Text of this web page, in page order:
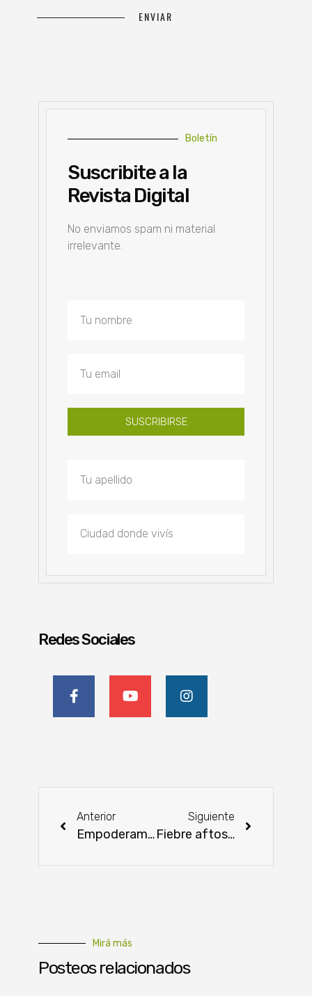
Boletín
Suscribite a la
Revista Digital
No enviamos spam ni material
irrelevante.
SUSCRIBIRSE
Redes Sociales
Anterior
Empoderamiento de mujeres de la comunidad indígena Macharety del Chaco
Siguiente
Fiebre aftosa pone en alerta a Alemania: primer brote en 37 años
Mirá más
Posteos relacionados